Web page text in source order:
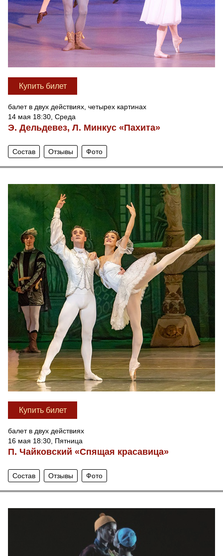
Купить билет
балет в двух действиях, четырех картинах
14 мая 18:30, Среда
Э. Дельдевез, Л. Минкус «Пахита»
Состав Отзывы Фото
Купить билет
балет в двух действиях
16 мая 18:30, Пятница
П. Чайковский «Спящая красавица»
Состав Отзывы Фото